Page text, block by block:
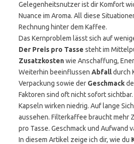
Gelegenheitsnutzer ist dir Komfort
Nuance im Aroma. All diese
Rechnung hinter dem Kaffee.
Das Kernproblem lässt sich auf
Der Preis pro Tasse steht im
Zusatzkostenwie Anschaffung,
Weiterhin beeinflussen Abfalldurch
Verpackung sowie der Geschmack
Faktoren sind oft nicht sofort
Kapseln wirken niedrig. Auf lange
aussehen. Filterkaffee braucht mehr
pro Tasse. Geschmack und Aufwand
In diesem Artikel zeige ich dir, wie du